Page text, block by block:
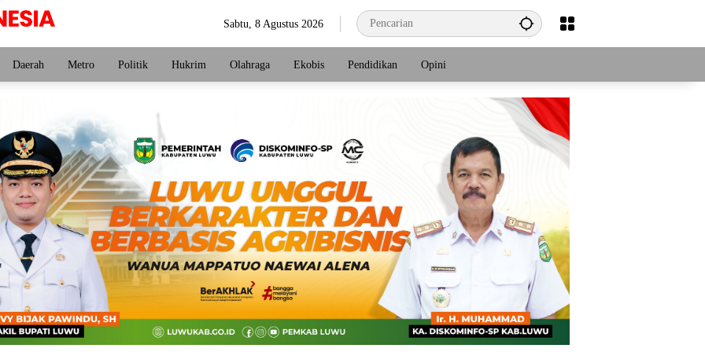
Sabtu, 8 Agustus 2026
Daerah Metro Politik Hukrim Olahraga Ekobis Pendidikan Opini